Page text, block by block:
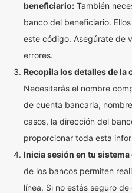
beneficiario: También
banco del beneficiario.
este código. Asegúrate de
errores.
Recopila los detalles de la
Necesitarás el nombre
de cuenta bancaria,
casos, la dirección del
proporcionar toda esta
Inicia sesión en tu sistema
de los bancos permiten
línea. Si no estás seguro